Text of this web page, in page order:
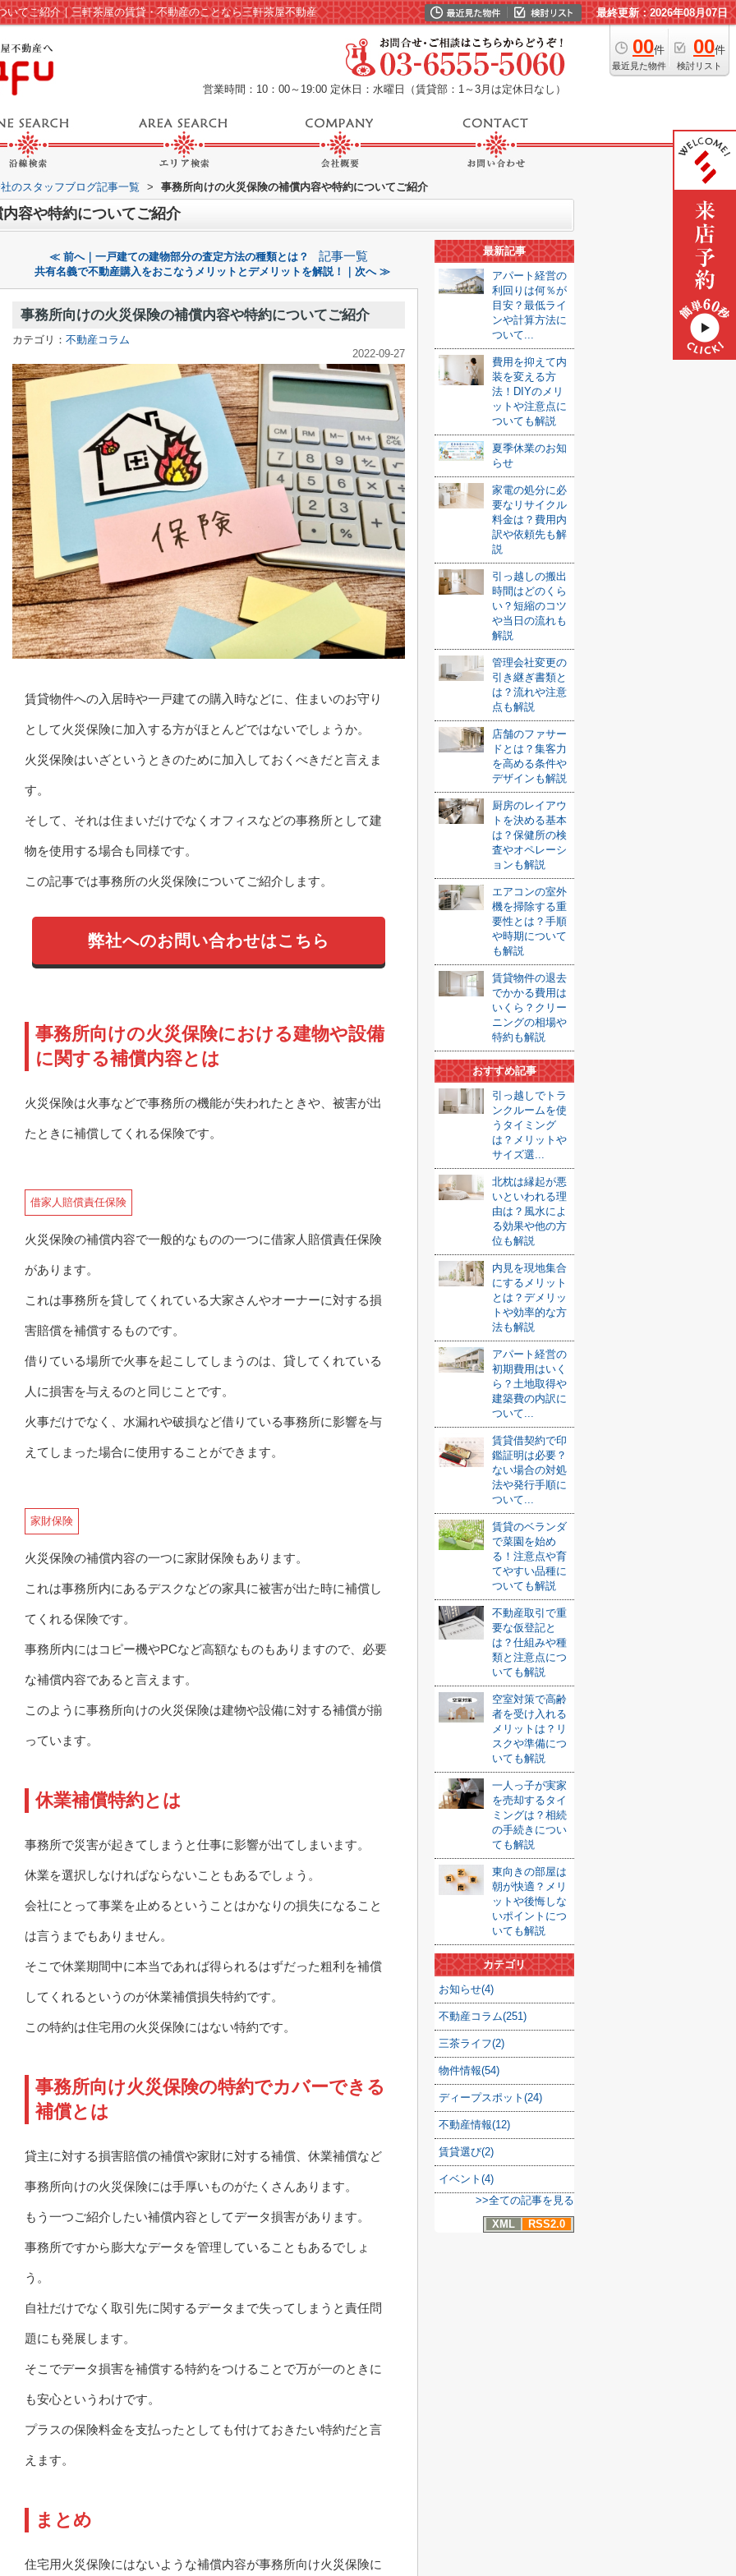
いてご紹介｜三軒茶屋の賃貸・不動産のことなら三軒茶屋不動産 最終更新：2026年08月07日
00件
最近見た物件
00件
検討リスト
営業時間：10：00～19:00 定休日：水曜日（賃貸部：1～3月は定休日なし）
のスタッフブログ記事一覧 > 事務所向けの火災保険の補償内容や特約についてご紹介
容や特約についてご紹介
≪ 前へ｜一戸建ての建物部分の査定方法の種類とは？ 記事一覧
共有名義で不動産購入をおこなうメリットとデメリットを解説！｜次へ ≫
事務所向けの火災保険の補償内容や特約についてご紹介
カテゴリ： 不動産コラム
2022-09-27
賃貸物件への入居時や一戸建ての購入時などに、住まいのお守り
として火災保険に加入する方がほとんどではないでしょうか。
火災保険はいざというときのために加入しておくべきだと言えま
す。
そして、それは住まいだけでなくオフィスなどの事務所として建
物を使用する場合も同様です。
この記事では事務所の火災保険についてご紹介します。
弊社へのお問い合わせはこちら
事務所向けの火災保険における建物や設備
に関する補償内容とは
火災保険は火事などで事務所の機能が失われたときや、被害が出
たときに補償してくれる保険です。
借家人賠償責任保険
火災保険の補償内容で一般的なものの一つに借家人賠償責任保険
があります。
これは事務所を貸してくれている大家さんやオーナーに対する損
害賠償を補償するものです。
借りている場所で火事を起こしてしまうのは、貸してくれている
人に損害を与えるのと同じことです。
火事だけでなく、水漏れや破損など借りている事務所に影響を与
えてしまった場合に使用することができます。
家財保険
火災保険の補償内容の一つに家財保険もあります。
これは事務所内にあるデスクなどの家具に被害が出た時に補償し
てくれる保険です。
事務所内にはコピー機やPCなど高額なものもありますので、必要
な補償内容であると言えます。
このように事務所向けの火災保険は建物や設備に対する補償が揃
っています。
休業補償特約とは
事務所で災害が起きてしまうと仕事に影響が出てしまいます。
休業を選択しなければならないこともあるでしょう。
会社にとって事業を止めるということはかなりの損失になること
は言うまでもありません。
そこで休業期間中に本当であれば得られるはずだった粗利を補償
してくれるというのが休業補償損失特約です。
この特約は住宅用の火災保険にはない特約です。
事務所向け火災保険の特約でカバーできる
補償とは
貸主に対する損害賠償の補償や家財に対する補償、休業補償など
事務所向けの火災保険には手厚いものがたくさんあります。
もう一つご紹介したい補償内容としてデータ損害があります。
事務所ですから膨大なデータを管理していることもあるでしょ
う。
自社だけでなく取引先に関するデータまで失ってしまうと責任問
題にも発展します。
そこでデータ損害を補償する特約をつけることで万が一のときに
も安心というわけです。
プラスの保険料金を支払ったとしても付けておきたい特約だと言
えます。
まとめ
住宅用火災保険にはないような補償内容が事務所向け火災保険に
最新記事
アパート経営の
利回りは何％が
目安？最低ライ
ンや計算方法に
ついて...
費用を抑えて内
装を変える方
法！DIYのメリ
ットや注意点に
ついても解説
夏季休業のお知
らせ
家電の処分に必
要なリサイクル
料金は？費用内
訳や依頼先も解
説
引っ越しの搬出
時間はどのくら
い？短縮のコツ
や当日の流れも
解説
管理会社変更の
引き継ぎ書類と
は？流れや注意
点も解説
店舗のファサー
ドとは？集客力
を高める条件や
デザインも解説
厨房のレイアウ
トを決める基本
は？保健所の検
査やオペレーシ
ョンも解説
エアコンの室外
機を掃除する重
要性とは？手順
や時期について
も解説
賃貸物件の退去
でかかる費用は
いくら？クリー
ニングの相場や
特約も解説
おすすめ記事
引っ越しでトラ
ンクルームを使
うタイミング
は？メリットや
サイズ選...
北枕は縁起が悪
いといわれる理
由は？風水によ
る効果や他の方
位も解説
内見を現地集合
にするメリット
とは？デメリッ
トや効率的な方
法も解説
アパート経営の
初期費用はいく
ら？土地取得や
建築費の内訳に
ついて...
賃貸借契約で印
鑑証明は必要？
ない場合の対処
法や発行手順に
ついて...
賃貸のベランダ
で菜園を始め
る！注意点や育
てやすい品種に
ついても解説
不動産取引で重
要な仮登記と
は？仕組みや種
類と注意点につ
いても解説
空室対策で高齢
者を受け入れる
メリットは？リ
スクや準備につ
いても解説
一人っ子が実家
を売却するタイ
ミングは？相続
の手続きについ
ても解説
東向きの部屋は
朝が快適？メリ
ットや後悔しな
いポイントにつ
いても解説
カテゴリ
お知らせ(4)
不動産コラム(251)
三茶ライフ(2)
物件情報(54)
ディープスポット(24)
不動産情報(12)
賃貸選び(2)
イベント(4)
>>全ての記事を見る
XML
RSS2.0